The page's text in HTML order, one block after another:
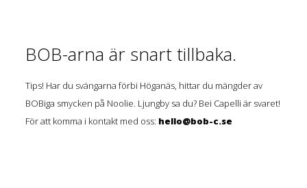
BOB-arna är snart tillbaka.
Tips! Har du svängarna förbi Höganäs, hittar du mängder av
BOBiga smycken på Noolie. Ljungby sa du? Bei Capelli är svaret!
För att komma i kontakt med oss: hello@bob-c.se